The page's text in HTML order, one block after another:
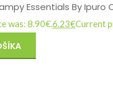
Essentials By Ipuro
was: 8.90€.6.23€Current